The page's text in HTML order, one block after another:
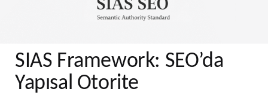
SIAS Framework: SEO’da
Yapısal Otorite